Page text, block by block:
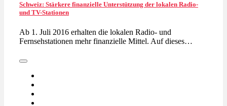
Schweiz: Stärkere finanzielle Unterstützung der lokalen Radio-
und TV-Stationen
Ab 1. Juli 2016 erhalten die lokalen Radio- und
Fernsehstationen mehr finanzielle Mittel. Auf dieses…